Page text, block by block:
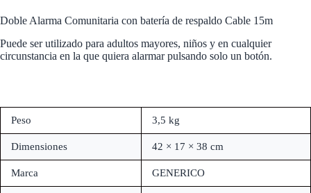
Doble Alarma Comunitaria con batería de respaldo Cable 15m
Puede ser utilizado para adultos mayores, niños y en cualquier
circunstancia en la que quiera alarmar pulsando solo un botón.
Peso 3,5 kg
Dimensiones 42 × 17 × 38 cm
Marca GENERICO